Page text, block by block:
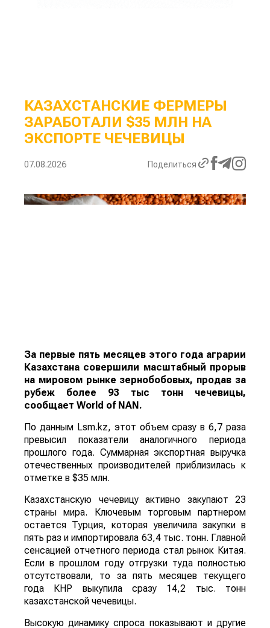
КАЗАХСТАНСКИЕ ФЕРМЕРЫ
ЗАРАБОТАЛИ $35 МЛН НА
ЭКСПОРТЕ ЧЕЧЕВИЦЫ
07.08.2026 Поделиться
За первые пять месяцев этого года аграрии
Казахстана совершили масштабный прорыв
на мировом рынке зернобобовых, продав за
рубеж более 93 тыс тонн чечевицы,
сообщает World of NAN.
По данным Lsm.kz, этот объем сразу в 6,7 раза
превысил показатели аналогичного периода
прошлого года. Суммарная экспортная выручка
отечественных производителей приблизилась к
отметке в $35 млн.
Казахстанскую чечевицу активно закупают 23
страны мира. Ключевым торговым партнером
остается Турция, которая увеличила закупки в
пять раз и импортировала 63,4 тыс. тонн. Главной
сенсацией отчетного периода стал рынок Китая.
Если в прошлом году отгрузки туда полностью
отсутствовали, то за пять месяцев текущего
года КНР выкупила сразу 14,2 тыс. тонн
казахстанской чечевицы.
Высокую динамику спроса показывают и другие